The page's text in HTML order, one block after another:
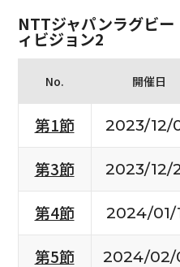
NTTジャパンラグビ
ィビジョン2
No. 開催日
第1節 2023/12/
第3節
2023/12/
第4節
2024/01/
第5節
2024/02/